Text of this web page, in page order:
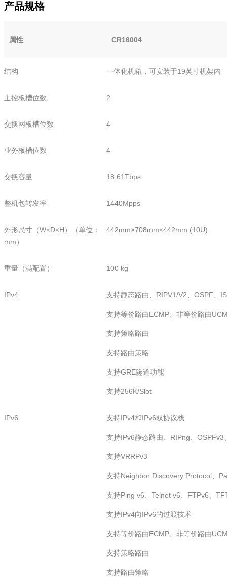
产品规格
属性 CR16004
结构 一体化机箱，可安装于19英寸机架内
主控板槽位数 2
交换网板槽位数 4
业务板槽位数 4
交换容量 18.61Tbps
整机包转发率 1440Mpps
外形尺寸（W×D×H）（单位：
mm）
442mm×708mm×442mm (10U)
重量（满配置） 100 kg
IPv4 支持静态路由、RIPV1/V2、OSPF、
支持等价路由ECMP、非等价路由
支持策略路由
支持路由策略
支持GRE隧道功能
支持256K/Slot
IPv6 支持IPv4和IPv6双协议栈
支持IPv6静态路由、RIPng、OSPFv3
支持VRRPv3
支持Neighbor Discovery Protocol、
支持Ping v6、Telnet v6、FTPv6、
支持IPv4向IPv6的过渡技术
支持等价路由ECMP、非等价路由
支持策略路由
支持路由策略